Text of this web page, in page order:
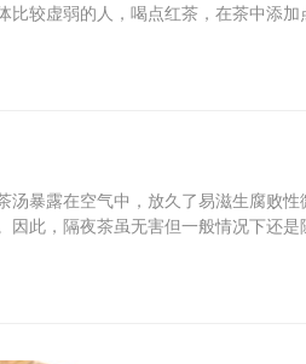
比较虚弱的人，喝点红茶，在茶中添
汤暴露在空气中，放久了易滋生腐败
因此，隔夜茶虽无害但一般情况下还